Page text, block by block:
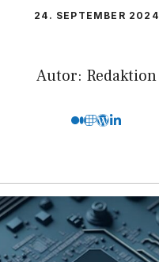
24. SEPTEMBER 2024
Autor: Redaktion